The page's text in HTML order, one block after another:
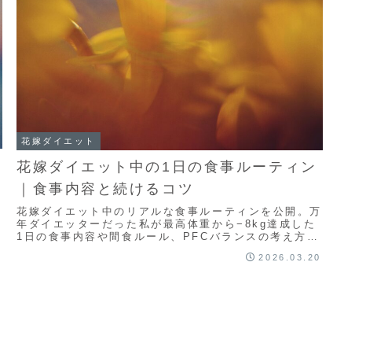
花嫁ダイエット
花嫁ダイエット中の1日の食事ルーティン
｜食事内容と続けるコツ
花嫁ダイエット中のリアルな食事ルーティンを公開。万
年ダイエッターだった私が最高体重から−8kg達成した
1日の食事内容や間食ルール、PFCバランスの考え方ま
2026.03.20